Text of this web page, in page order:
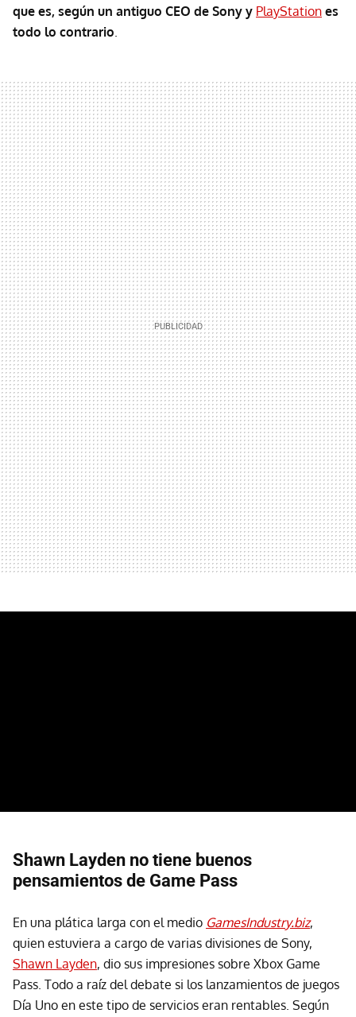
que es, según un antiguo CEO de Sony y PlayStation es
todo lo contrario.
Shawn Layden no tiene buenos
pensamientos de Game Pass
En una plática larga con el medio GamesIndustry.biz,
quien estuviera a cargo de varias divisiones de Sony,
Shawn Layden, dio sus impresiones sobre Xbox Game
Pass. Todo a raíz del debate si los lanzamientos de juegos
Día Uno en este tipo de servicios eran rentables. Según